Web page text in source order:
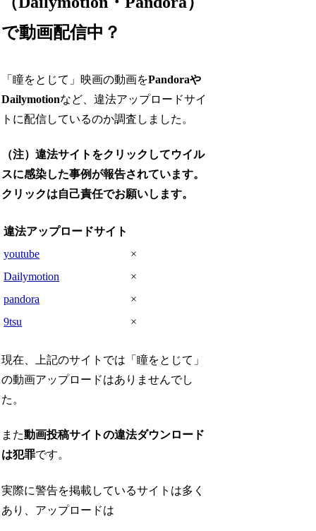
で動画配信中？
「瞳をとじて」映画の動画をPandoraや
Dailymotionなど、違法アップロードサイ
トに配信しているのか調査しました。
（注）違法サイトをクリックしてウイル
スに感染した事例が報告されています。
クリックは自己責任でお願いします。
違法アップロードサイト
youtube
×
Dailymotion
×
pandora
×
9tsu
×
現在、上記のサイトでは「瞳をとじて」
の動画アップロードはありませんでし
た。
また動画投稿サイトの違法ダウンロード
は犯罪です。
実際に警告を掲載しているサイトは多く
あり、アップロードは